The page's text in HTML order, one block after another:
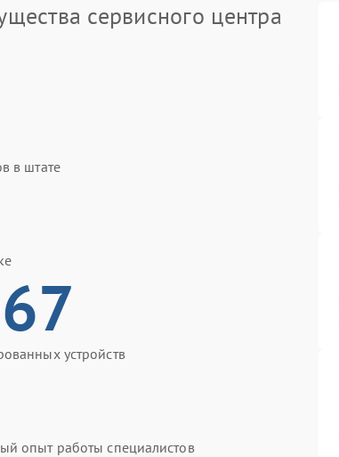
сервисного центра
в штате
устройств
опыт работы специалистов